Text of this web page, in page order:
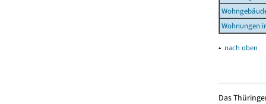
Wohnungen
▴ nach oben
Das